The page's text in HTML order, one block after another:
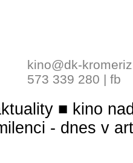
kino
- dnes v
kino@dk-
573 339 280 | fb